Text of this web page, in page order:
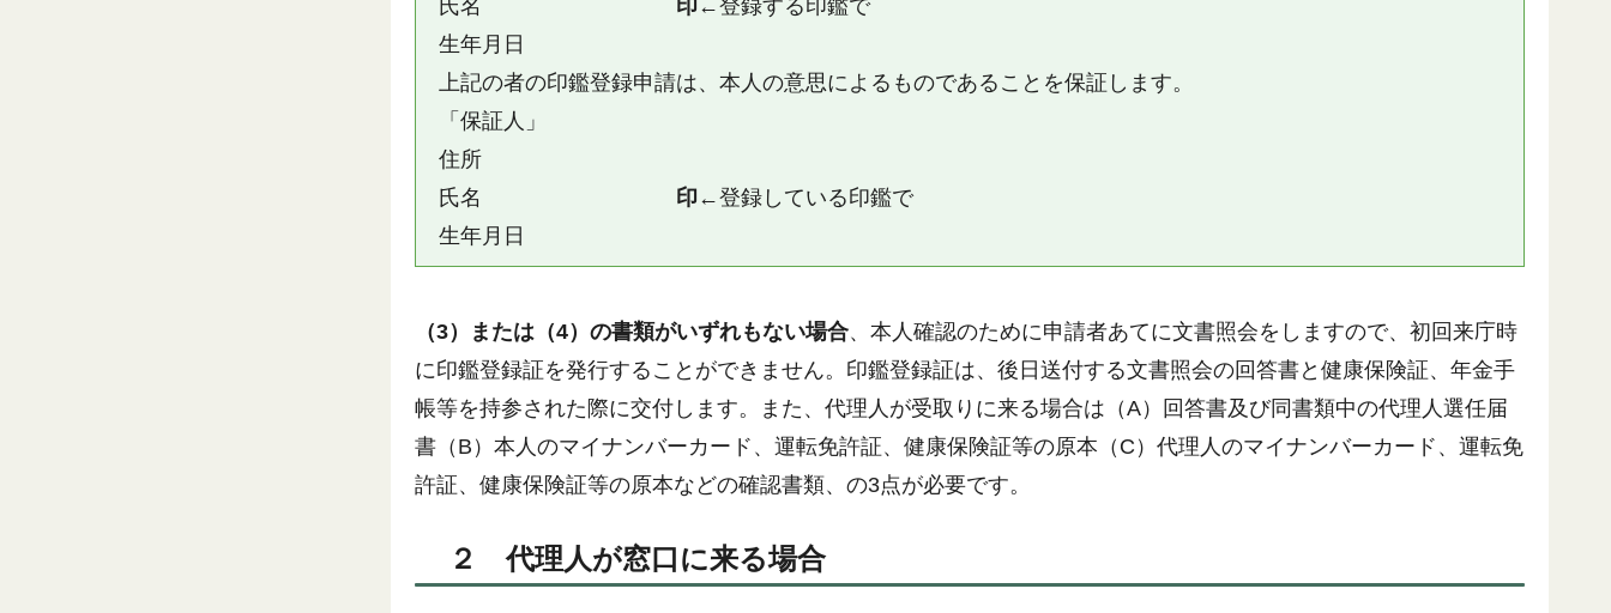
氏名 印←登録する印鑑で
生年月日
上記の者の印鑑登録申請は、本人の意思によるものであることを保証します。
「保証人」
住所
氏名 印←登録している印鑑で
生年月日
（3）または（4）の書類がいずれもない場合、本人確認のために申請者あてに文書照会をしますので、初回来庁時
に印鑑登録証を発行することができません。印鑑登録証は、後日送付する文書照会の回答書と健康保険証、年金手
帳等を持参された際に交付します。また、代理人が受取りに来る場合は（A）回答書及び同書類中の代理人選任届
書（B）本人のマイナンバーカード、運転免許証、健康保険証等の原本（C）代理人のマイナンバーカード、運転免
許証、健康保険証等の原本などの確認書類、の3点が必要です。
２ 代理人が窓口に来る場合